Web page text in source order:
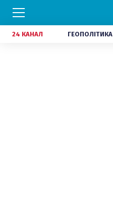
24 КАНАЛ ГЕОПОЛІТИКА